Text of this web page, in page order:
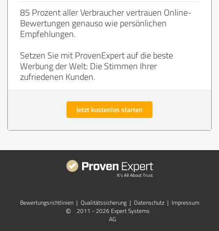
85 Prozent aller Verbraucher vertrauen Online-
Bewertungen genauso wie persönlichen
Empfehlungen.
Setzen Sie mit ProvenExpert auf die beste
Werbung der Welt: Die Stimmen Ihrer
zufriedenen Kunden.
Jetzt kostenlos starten
Bewertungs­richtlinien | Qualitätssicherung | Datenschutz | Impressum
©
2011 - 2026 Expert Systems
AG